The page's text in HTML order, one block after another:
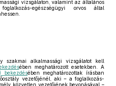
vizsgálaton, valamint az általános
egészségügyi orvos által
alkalmassági vizsgálatot kell
ében meghatározott esetekben. A
bekezdésében meghatározottak írásban
vezetőjénél, aki – a foglalkozás-
közvetlen vezetőjének bevonásával –